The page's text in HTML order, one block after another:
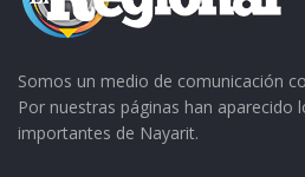
Somos un medio de comunicación
Por nuestras páginas han aparecido
importantes de Nayarit.